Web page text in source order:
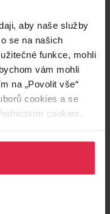
aby naše služby
se na našich
funkce, mohli
vám mohli
na „Povolit vše“
cookies a se
cookies.
slovy
styling